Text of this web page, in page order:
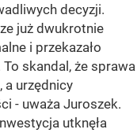
decyzji.
już dwukrotnie
i przekazało
skandal, że sprawa
a urzędnicy
- uważa Juroszek.
utknęła